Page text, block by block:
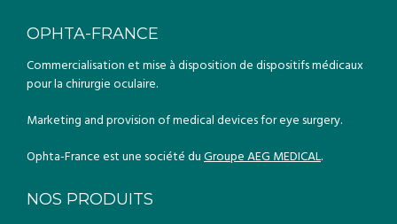
OPHTA-FRANCE
Commercialisation et mise à disposition de dispositifs médicaux
pour la chirurgie oculaire.
Marketing and provision of medical devices for eye surgery.
Ophta-France est une société duGroupe AEG MEDICAL.
NOS PRODUITS